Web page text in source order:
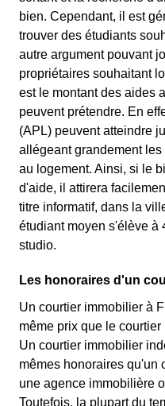
bien. Cependant, il est
trouver des étudiants
autre argument pouvant
propriétaires souhaitant
est le montant des aides
peuvent prétendre. En
(APL) peuvent atteindre
allégeant grandement
au logement. Ainsi, si le
d'aide, il attirera
titre informatif, dans la
étudiant moyen s'élève à
studio.
Les honoraires d'un
Un courtier immobilier à
même prix que le
Un courtier immobilier
mêmes honoraires qu'un
une agence immobilière
Toutefois, la plupart du